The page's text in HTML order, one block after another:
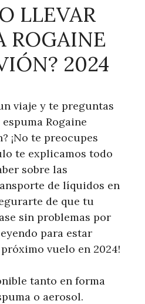
LLEVAR
ROGAINE
2024
viaje y te preguntas
Rogaine
¡No te preocupes
te explicamos todo
sobre las
de líquidos en
de que tu
sin problemas por
para estar
vuelo en 2024!
tanto en forma
o aerosol.